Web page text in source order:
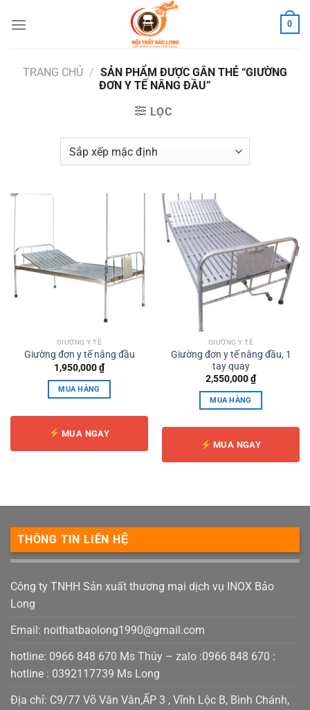
0
TRANG CHỦ / SẢN PHẨM ĐƯỢC GẮN THẺ “GIƯỜNG
ĐƠN Y TẾ NÂNG ĐẦU”
LỌC
GIƯỜNG Y TẾ
Giường đơn y tế nâng đầu
1,950,000₫
MUA HÀNG
MUA NGAY
GIƯỜNG Y TẾ
Giường đơn y tế nâng đầu, 1
tay quay
2,550,000₫
MUA HÀNG
MUA NGAY
THÔNG TIN LIÊN HỆ
Công ty TNHH Sản xuất thương mại dịch vụ INOX Bảo
Long
Email: noithatbaolong1990@gmail.com
hotline: 0966 848 670 Ms Thúy – zalo :0966 848 670 :
hotline : 0392117739 Ms Long
Địa chỉ: C9/77 Võ Văn Vân,ẤP 3 , Vĩnh Lộc B, Bình Chánh,